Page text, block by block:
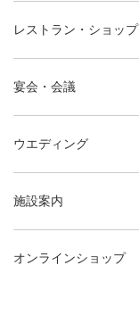
レストラン・ショップ
宴会・会議
ウエディング
施設案内
オンラインショップ